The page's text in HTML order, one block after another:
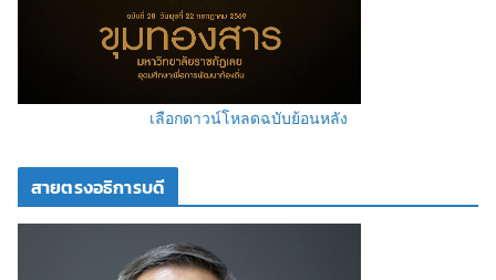
เลือกดาวน์โหลดฉบับย้อนหลัง
สายตรงอธิการบดี